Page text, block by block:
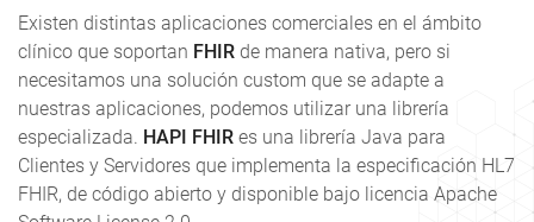
Existen distintas aplicaciones comerciales en el ámbito
clínico que soportan FHIR de manera nativa, pero si
necesitamos una solución custom que se adapte a
nuestras aplicaciones, podemos utilizar una librería
especializada. HAPI FHIR es una librería Java para
Clientes y Servidores que implementa la especificación HL7
FHIR, de código abierto y disponible bajo licencia Apache